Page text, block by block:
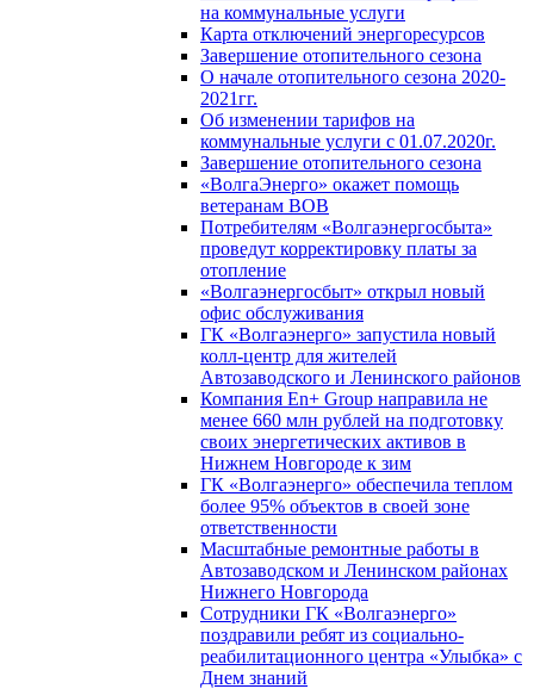
на коммунальные услуги
Карта отключений энергоресурсов
Завершение отопительного сезона
О начале отопительного сезона 2020-
2021гг.
Об изменении тарифов на
коммунальные услуги с 01.07.2020г.
Завершение отопительного сезона
«ВолгаЭнерго» окажет помощь
ветеранам ВОВ
Потребителям «Волгаэнергосбыта»
проведут корректировку платы за
отопление
«Волгаэнергосбыт» открыл новый
офис обслуживания
ГК «Волгаэнерго» запустила новый
колл-центр для жителей
Автозаводского и Ленинского районов
Компания En+ Group направила не
менее 660 млн рублей на подготовку
своих энергетических активов в
Нижнем Новгороде к зим
ГК «Волгаэнерго» обеспечила теплом
более 95% объектов в своей зоне
ответственности
Масштабные ремонтные работы в
Автозаводском и Ленинском районах
Нижнего Новгорода
Сотрудники ГК «Волгаэнерго»
поздравили ребят из социально-
реабилитационного центра «Улыбка» с
Днем знаний